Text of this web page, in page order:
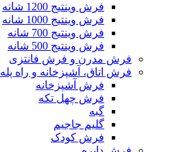
فرش وینتیج 1200 شانه
فرش وینتیج 1000 شانه
فرش وینتیج 700 شانه
فرش وینتیج 500 شانه
فرش مدرن و فرش فانتزی
فرش اتاق، آشپزخانه و راه پله
فرش آشپزخانه
فرش چهل تکه
گبه
گلیم جاجیم
فرش کودک